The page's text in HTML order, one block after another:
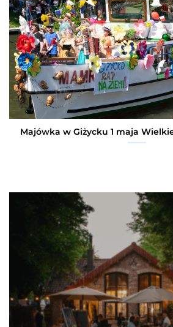
Majówka w Giżycku 1 maja